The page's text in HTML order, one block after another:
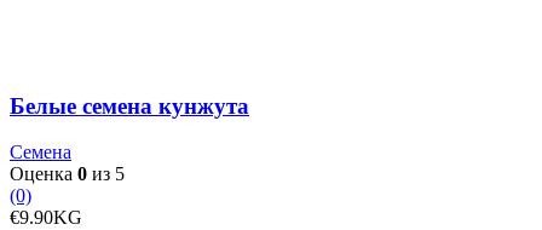
Белые семена кунжута
Семена
Оценка 0 из 5
(0)
€9.90KG